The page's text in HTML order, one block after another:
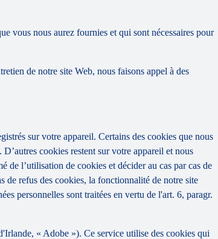
vous nous aurez fournies et qui sont nécessaires pour
de notre site Web, nous faisons appel à des
sur votre appareil. Certains des cookies que nous
cookies restent sur votre appareil et nous
l’utilisation de cookies et décider au cas par cas de
de refus des cookies, la fonctionnalité de notre site
personnelles sont traitées en vertu de l'art. 6, paragr.
« Adobe »). Ce service utilise des cookies qui